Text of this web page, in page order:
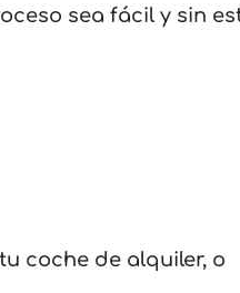
sea fácil y sin
coche de alquiler, o